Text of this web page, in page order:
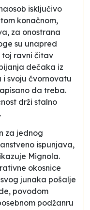
isključivo
konačnom,
za onostrana
su unapred
toj ravni čitav
dečaka iz
svoju čvornovatu
da treba.
drži stalno
za jednog
ispunjava,
Mignola.
okosnice
junaka pošalje
povodom
podžanru